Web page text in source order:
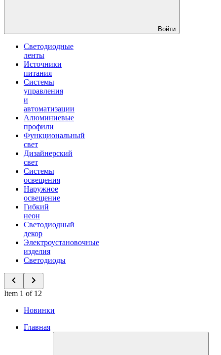
Войти
Светодиодные
ленты
Источники
питания
Системы
управления
и
автоматизации
Алюминиевые
профили
Функциональный
свет
Дизайнерский
свет
Системы
освещения
Наружное
освещение
Гибкий
неон
Светодиодный
декор
Электроустановочные
изделия
Светодиоды
Item 1 of 12
Новинки
Главная